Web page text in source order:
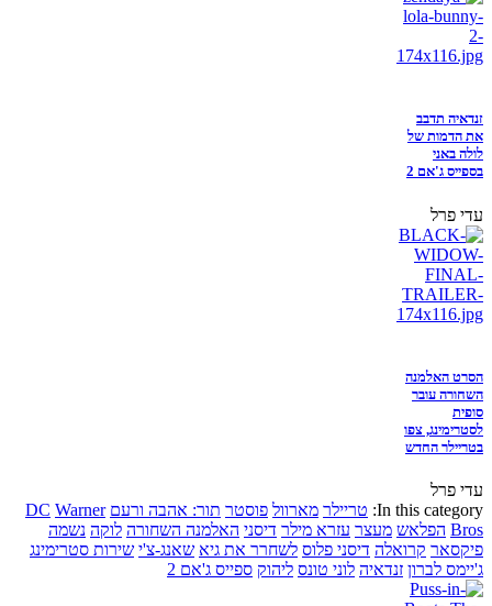
זנדאיה תדבב
את הדמות של
לולה באני
בספייס ג'אם 2
עדי פרל
הסרט האלמנה
השחורה עובר
סופית
לסטרימינג, צפו
בטריילר החדש
עדי פרל
In this category: טריילר מארוול פוסטר תור: אהבה ורעם DC Warner
Bros הפלאש מעצר עזרא מילר דיסני האלמנה השחורה לוקה נשמה
פיקסאר קרואלה דיסני פלוס לשחרר את גיא שאנג-צ'י שירות סטרימינג
ג'יימס לברון זנדאיה לוני טונס ליהוק ספייס ג'אם 2